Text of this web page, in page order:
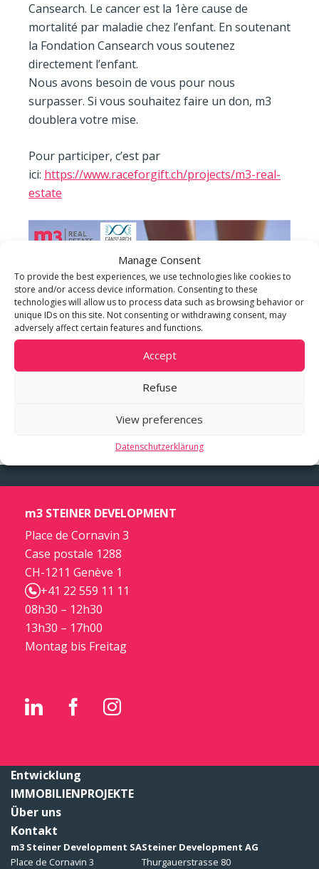
Manage Consent
To provide the best experiences, we use technologies like cookies to
store and/or access device information. Consenting to these
technologies will allow us to process data such as browsing behavior or
unique IDs on this site. Not consenting or withdrawing consent, may
adversely affect certain features and functions.
Accept
Refuse
View preferences
Datenschutzerklärung
Cansearch. Le cancer est la 1ère cause de
mortalité par maladie chez l’enfant. En soutenant
la Fondation Cansearch vous soutenez
directement l’enfant.
Nous avons besoin de vous pour nous
surpasser. Si vous souhaitez faire un don, m3
doublera votre mise.
Pour participer, c’est par
ici: https://www.raceforgift.ch/projects/m3-real-
estate
m3 STEINER DEVELOPMENT
Place de Cornavin 3
Case postale 1288
CH-1211 Genève 1
+41 22 559 11 11
08h30 – 12h30
13h30 – 17h00
Montag bis Freitag
Entwicklung
IMMOBILIENPROJEKTE
Über uns
Kontakt
m3 Steiner Development SA
Place de Cornavin 3
Steiner Development AG
Thurgauerstrasse 80